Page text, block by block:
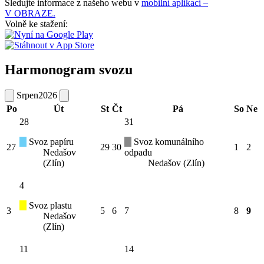
Sledujte informace z našeho webu v mobilní aplikaci –
V OBRAZE.
Volně ke stažení:
Harmonogram svozu
Srpen2026
Po
Út St Čt Pá So Ne
27
28
Svoz papíru
Nedašov
(Zlín)
29 30
31
Svoz komunálního
odpadu
Nedašov (Zlín)
1 2
3
4
Svoz plastu
Nedašov
(Zlín)
5 6 7 8 9
11 14